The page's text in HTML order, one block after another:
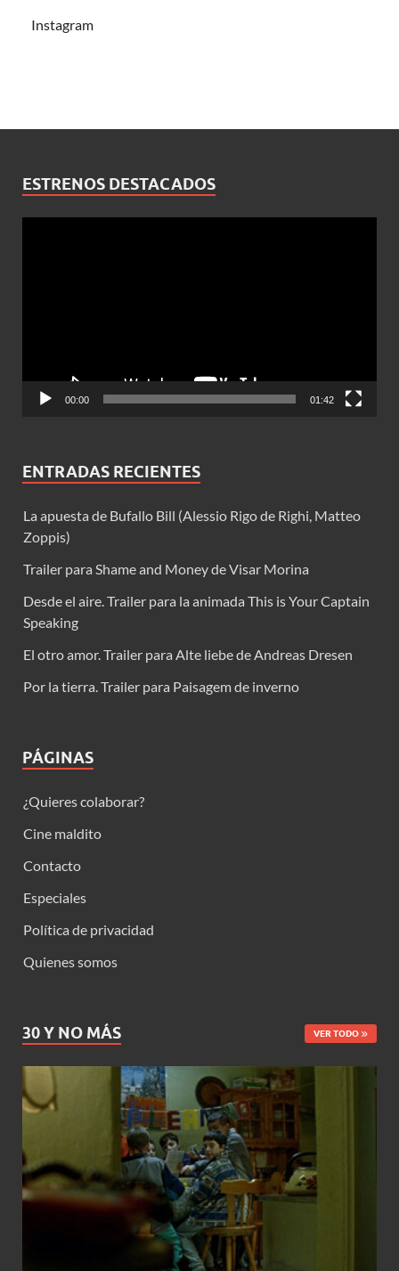
Instagram
ESTRENOS DESTACADOS
00:00 01:42
ENTRADAS RECIENTES
La apuesta de Bufallo Bill (Alessio Rigo de Righi, Matteo
Zoppis)
Trailer para Shame and Money de Visar Morina
Desde el aire. Trailer para la animada This is Your Captain
Speaking
El otro amor. Trailer para Alte liebe de Andreas Dresen
Por la tierra. Trailer para Paisagem de inverno
PÁGINAS
¿Quieres colaborar?
Cine maldito
Contacto
Especiales
Política de privacidad
Quienes somos
30 Y NO MÁS VER TODO